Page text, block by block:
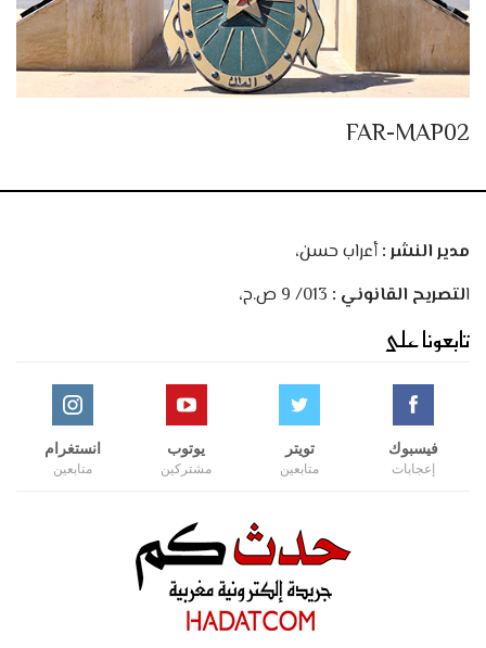
FAR-MAP02
مدير النشر :أعراب حسن،
التصريح القانوني :
تابعونا على
فيسبوك
إعجابات
تويتر
متابعين
يوتوب
مشتركين
انستغرام
متابعين